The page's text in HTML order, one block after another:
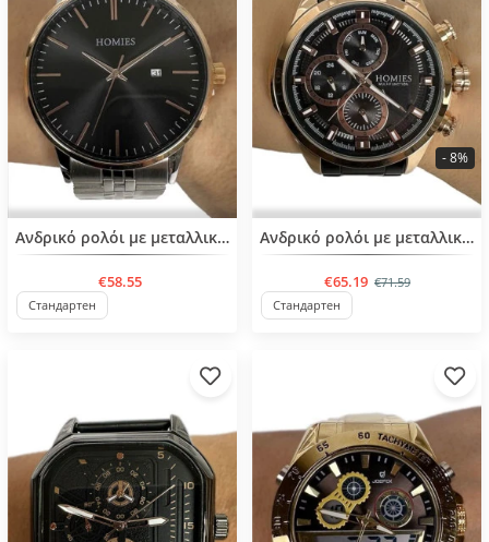
BESTSELLERΑνδρικό ρολόι με μεταλλική αλυσίδα
€58.55
Стандартен
BESTSELLERΑνδρικό ρολόι με μεταλλική αλυσίδα
€65.19 €71.59
- 8%
Стандартен